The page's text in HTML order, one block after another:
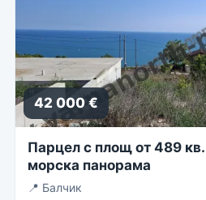
42 000 €
Парцел с площ от 489
морска панорама
📍 Балчик